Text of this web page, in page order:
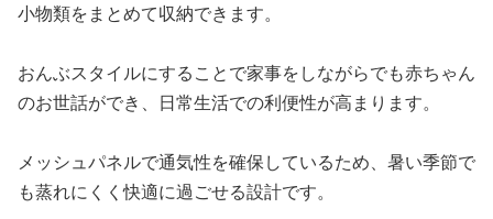
小物類をまとめて収納できます。
おんぶスタイルにすることで家事をしながらでも赤ちゃん
のお世話ができ、日常生活での利便性が高まります。
メッシュパネルで通気性を確保しているため、暑い季節で
も蒸れにくく快適に過ごせる設計です。